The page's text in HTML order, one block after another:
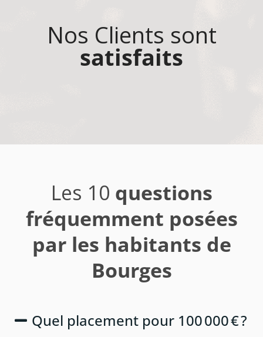
Nos Clients sont
satisfaits
Les 10 questions
fréquemment posées
par les habitants de
Bourges
Quel placement pour 100 000 € ?